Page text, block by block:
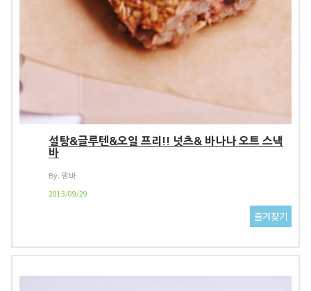
설탕&글루텐&오일 프리!! 넛츠& 바나나 오트 스낵
바
By. 맘바
2013/09/29